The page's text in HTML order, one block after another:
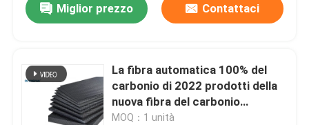
Casa.
Prodotti
Video
Miglior prezzo Contattaci
La fibra automatica 100% del
carbonio di 2022 prodotti della
nuova fibra del carbonio
IATF16949 ha certificato
MOQ：1 unità